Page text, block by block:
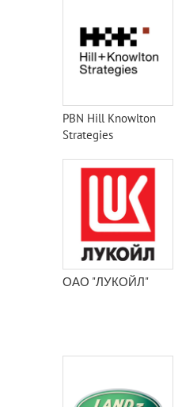
PBN Hill Knowlton
Strategies
ОАО "ЛУКОЙЛ"